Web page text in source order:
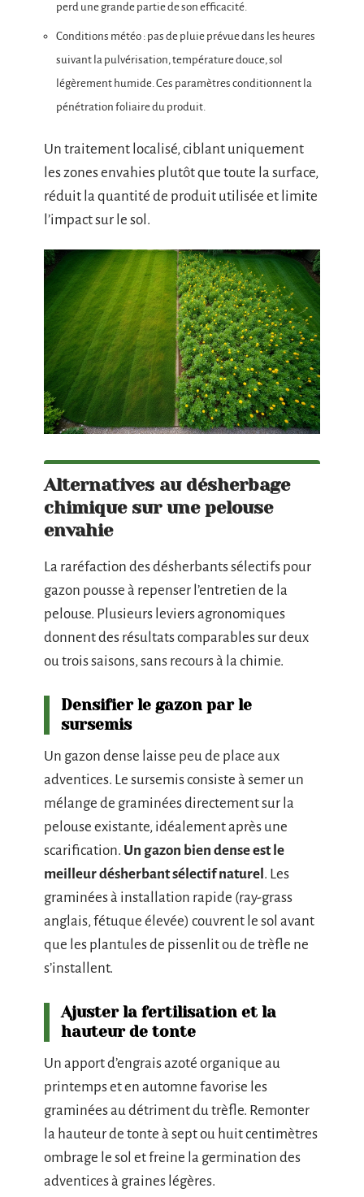
perd une grande partie de son efficacité.
Conditions météo : pas de pluie prévue dans les heures
suivant la pulvérisation, température douce, sol
légèrement humide. Ces paramètres conditionnent la
pénétration foliaire du produit.
Un traitement localisé, ciblant uniquement
les zones envahies plutôt que toute la surface,
réduit la quantité de produit utilisée et limite
l’impact sur le sol.
Alternatives au désherbage
chimique sur une pelouse
envahie
La raréfaction des désherbants sélectifs pour
gazon pousse à repenser l’entretien de la
pelouse. Plusieurs leviers agronomiques
donnent des résultats comparables sur deux
ou trois saisons, sans recours à la chimie.
Densifier le gazon par le
sursemis
Un gazon dense laisse peu de place aux
adventices. Le sursemis consiste à semer un
mélange de graminées directement sur la
pelouse existante, idéalement après une
scarification. Un gazon bien dense est le
meilleur désherbant sélectif naturel. Les
graminées à installation rapide (ray-grass
anglais, fétuque élevée) couvrent le sol avant
que les plantules de pissenlit ou de trèfle ne
s’installent.
Ajuster la fertilisation et la
hauteur de tonte
Un apport d’engrais azoté organique au
printemps et en automne favorise les
graminées au détriment du trèfle. Remonter
la hauteur de tonte à sept ou huit centimètres
ombrage le sol et freine la germination des
adventices à graines légères.